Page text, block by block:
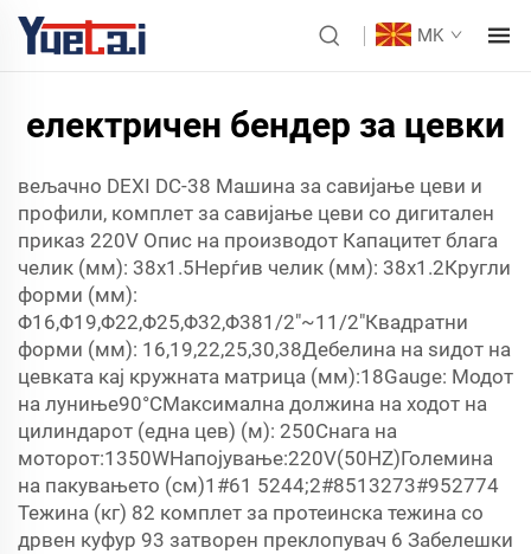
MK
електричен бендер за цевки
вељачно DEXI DC-38 Машина за савијање цеви и
профили, комплет за савијање цеви со дигитален
приказ 220V Опис на производот Капацитет блага
челик (мм): 38x1.5Нерѓив челик (мм): 38x1.2Кругли
форми (мм):
Φ16,Φ19,Φ22,Φ25,Φ32,Φ381/2"~11/2"Квадратни
форми (мм): 16,19,22,25,30,38Дебелина на ѕидот на
цевката кај кружната матрица (мм):18Gauge: Модот
на луниње90°CМаксимална должина на ходот на
цилиндарот (една цев) (м): 250Снага на
моторот:1350WНапојување:220V(50HZ)Големина
на пакувањето (см)1#61 5244;2#8513273#952774
Тежина (кг) 82 комплет за протеинска тежина со
дрвен куфур 93 затворен преклопувач 6 Забелешки